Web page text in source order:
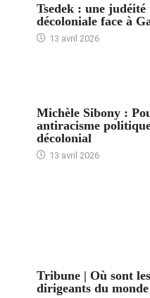
Tsedek : une judéité
décoloniale face à
13 avril 2026
Michèle Sibony :
antiracisme
décolonial
13 avril 2026
Tribune | Où sont
dirigeants du